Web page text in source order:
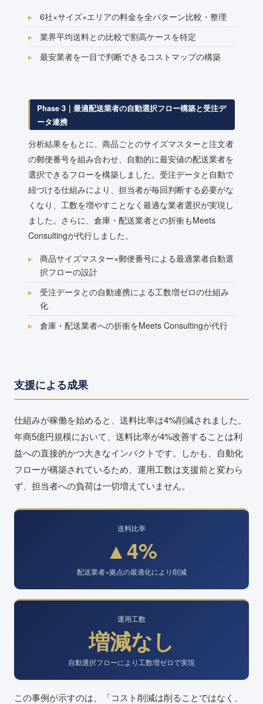
6社×サイズ×エリアの料金を全パターン比較・整理
業界平均送料との比較で割高ケースを特定
最安業者を一目で判断できるコストマップの構築
Phase 3｜最適配送業者の自動選択フロー構築と受注デ
ータ連携
分析結果をもとに、商品ごとのサイズマスターと注文者
の郵便番号を組み合わせ、自動的に最安値の配送業者を
選択できるフローを構築しました。受注データと自動で
紐づける仕組みにより、担当者が毎回判断する必要がな
くなり、工数を増やすことなく最適な業者選択が実現し
ました。さらに、倉庫・配送業者との折衝もMeets
Consultingが代行しました。
商品サイズマスター×郵便番号による最適業者自動選
択フローの設計
受注データとの自動連携による工数増ゼロの仕組み
化
倉庫・配送業者への折衝をMeets Consultingが代行
支援による成果
仕組みが稼働を始めると、送料比率は4%削減されました。
年商5億円規模において、送料比率が4%改善することは利
益への直接的かつ大きなインパクトです。しかも、自動化
フローが構築されているため、運用工数は支援前と変わら
ず、担当者への負荷は一切増えていません。
送料比率
▲4%
配送業者×拠点の最適化により削減
運用工数
増減なし
自動選択フローにより工数増ゼロで実現
この事例が示すのは、「コスト削減は削ることではなく、